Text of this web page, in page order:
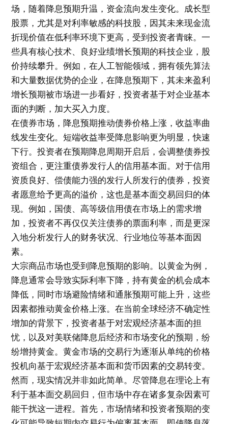
场，随着降息预期升温，资金流向发生变化。成长型
股票，尤其是对利率敏感的科技股，因其未来现金流
折现价值在低利率环境下更高，受到投资者青睐。一
些具有核心技术、良好业绩增长预期的科技企业，股
价持续攀升。例如，在人工智能领域，拥有领先算法
和大量数据优势的企业，在降息预期下，其未来盈利
增长预期被市场进一步看好，投资者基于对企业基本
面的判断，加大买入力度。
在债券市场，降息预期推动债券价格上涨，收益率曲
线发生变化。短端收益率受降息影响更为明显，快速
下行。投资者在预期降息周期开启后，会调整债券投
资组合，更注重债券发行人的信用基本面。对于信用
资质良好、偿债能力强的发行人所发行的债券，投资
者愿意给予更高的溢价，这也是基本面交易回归的体
现。例如，国债、高等级信用债在市场上的需求增
加，投资者不再仅仅关注债券的票面利率，而是更深
入地分析发行人的财务状况、行业地位等基本面因
素。
大宗商品市场也受到降息预期的影响。以黄金为例，
降息通常会导致实际利率下降，持有黄金的机会成本
降低，同时市场避险情绪和通胀预期可能上升，这些
因素都推动黄金价格上涨。在当前全球经济不确定性
增加的背景下，投资者基于对宏观经济基本面的担
忧，以及对美联储降息后经济和市场变化的预期，纷
纷增持黄金。黄金市场的交易行为逐渐从单纯的价格
投机向基于宏观经济基本面和货币因素的交易转变。
然而，现实情况并非如此简单。尽管降息在理论上有
利于基本面交易回归，但市场中存在诸多复杂因素可
能干扰这一进程。首先，市场情绪和投资者预期的变